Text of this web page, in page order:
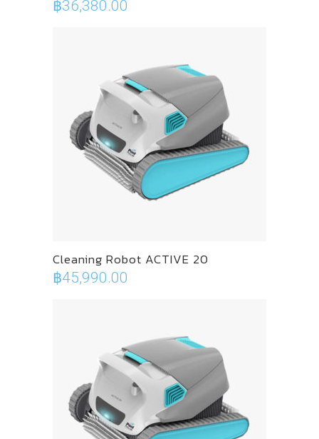
฿36,380.00
Cleaning Robot ACTIVE 20
฿45,990.00